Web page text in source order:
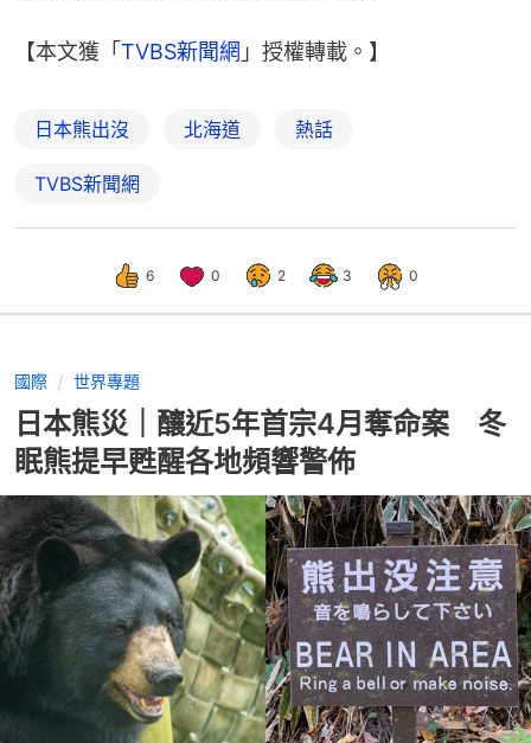
【本文獲「 TVBS新聞網 」授權轉載。】
日本熊出沒 北海道 熱話
TVBS新聞網
6 0 2 3 0
國際 世界專題
日本熊災｜釀近5年首宗4月奪命案 冬
眠熊提早甦醒各地頻響警佈